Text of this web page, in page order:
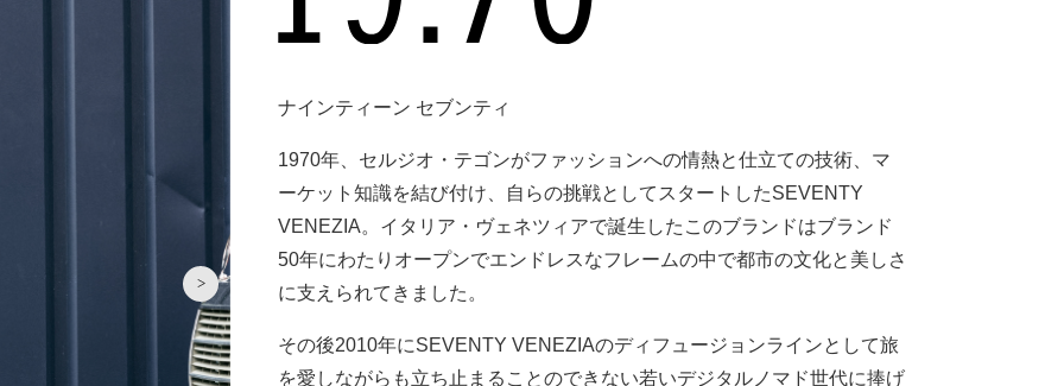
ナインティーン セブンティ
1970年、セルジオ・テゴンがファッションへの情熱と仕立ての技術、マ
ーケット知識を結び付け、自らの挑戦としてスタートしたSEVENTY
VENEZIA。イタリア・ヴェネツィアで誕生したこのブランドはブランド
50年にわたりオープンでエンドレスなフレームの中で都市の文化と美しさ
に支えられてきました。
その後2010年にSEVENTY VENEZIAのディフュージョンラインとして旅
を愛しながらも立ち止まることのできない若いデジタルノマド世代に捧げ